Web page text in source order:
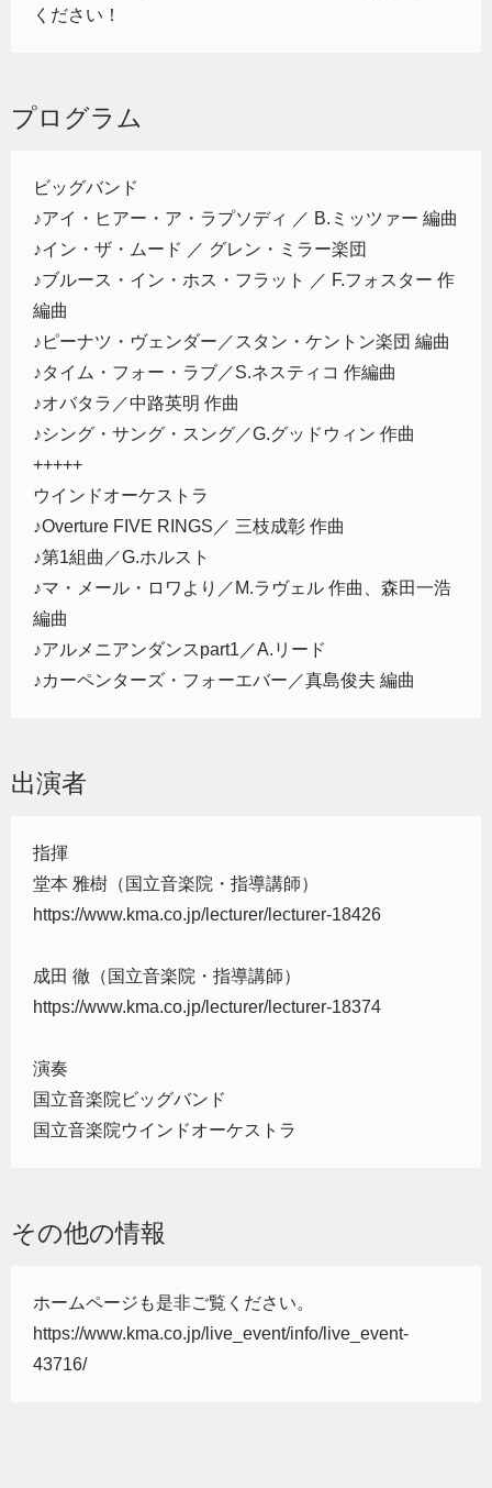
ください！
プログラム
ビッグバンド
♪アイ・ヒアー・ア・ラプソディ ／ B.ミッツァー 編曲
♪イン・ザ・ムード ／ グレン・ミラー楽団
♪ブルース・イン・ホス・フラット ／ F.フォスター 作
編曲
♪ピーナツ・ヴェンダー／スタン・ケントン楽団 編曲
♪タイム・フォー・ラブ／S.ネスティコ 作編曲
♪オバタラ／中路英明 作曲
♪シング・サング・スング／G.グッドウィン 作曲
+++++
ウインドオーケストラ
♪Overture FIVE RINGS／ 三枝成彰 作曲
♪第1組曲／G.ホルスト
♪マ・メール・ロワより／M.ラヴェル 作曲、森田一浩
編曲
♪アルメニアンダンスpart1／A.リード
♪カーペンターズ・フォーエバー／真島俊夫 編曲
出演者
指揮
堂本 雅樹（国立音楽院・指導講師）
https://www.kma.co.jp/lecturer/lecturer-18426
成田 徹（国立音楽院・指導講師）
https://www.kma.co.jp/lecturer/lecturer-18374
演奏
国立音楽院ビッグバンド
国立音楽院ウインドオーケストラ
その他の情報
ホームページも是非ご覧ください。
https://www.kma.co.jp/live_event/info/live_event-
43716/